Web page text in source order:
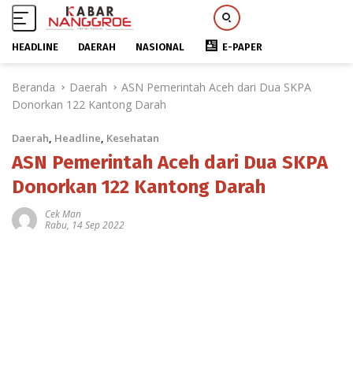
HEADLINE DAERAH NASIONAL E-PAPER
Beranda Daerah
ASN Pemerintah Aceh dari Dua SKPA
Donorkan 122 Kantong Darah
Daerah, Headline, Kesehatan
ASN Pemerintah Aceh dari Dua SKPA
Donorkan 122 Kantong Darah
Cek Man
Rabu, 14 Sep 2022